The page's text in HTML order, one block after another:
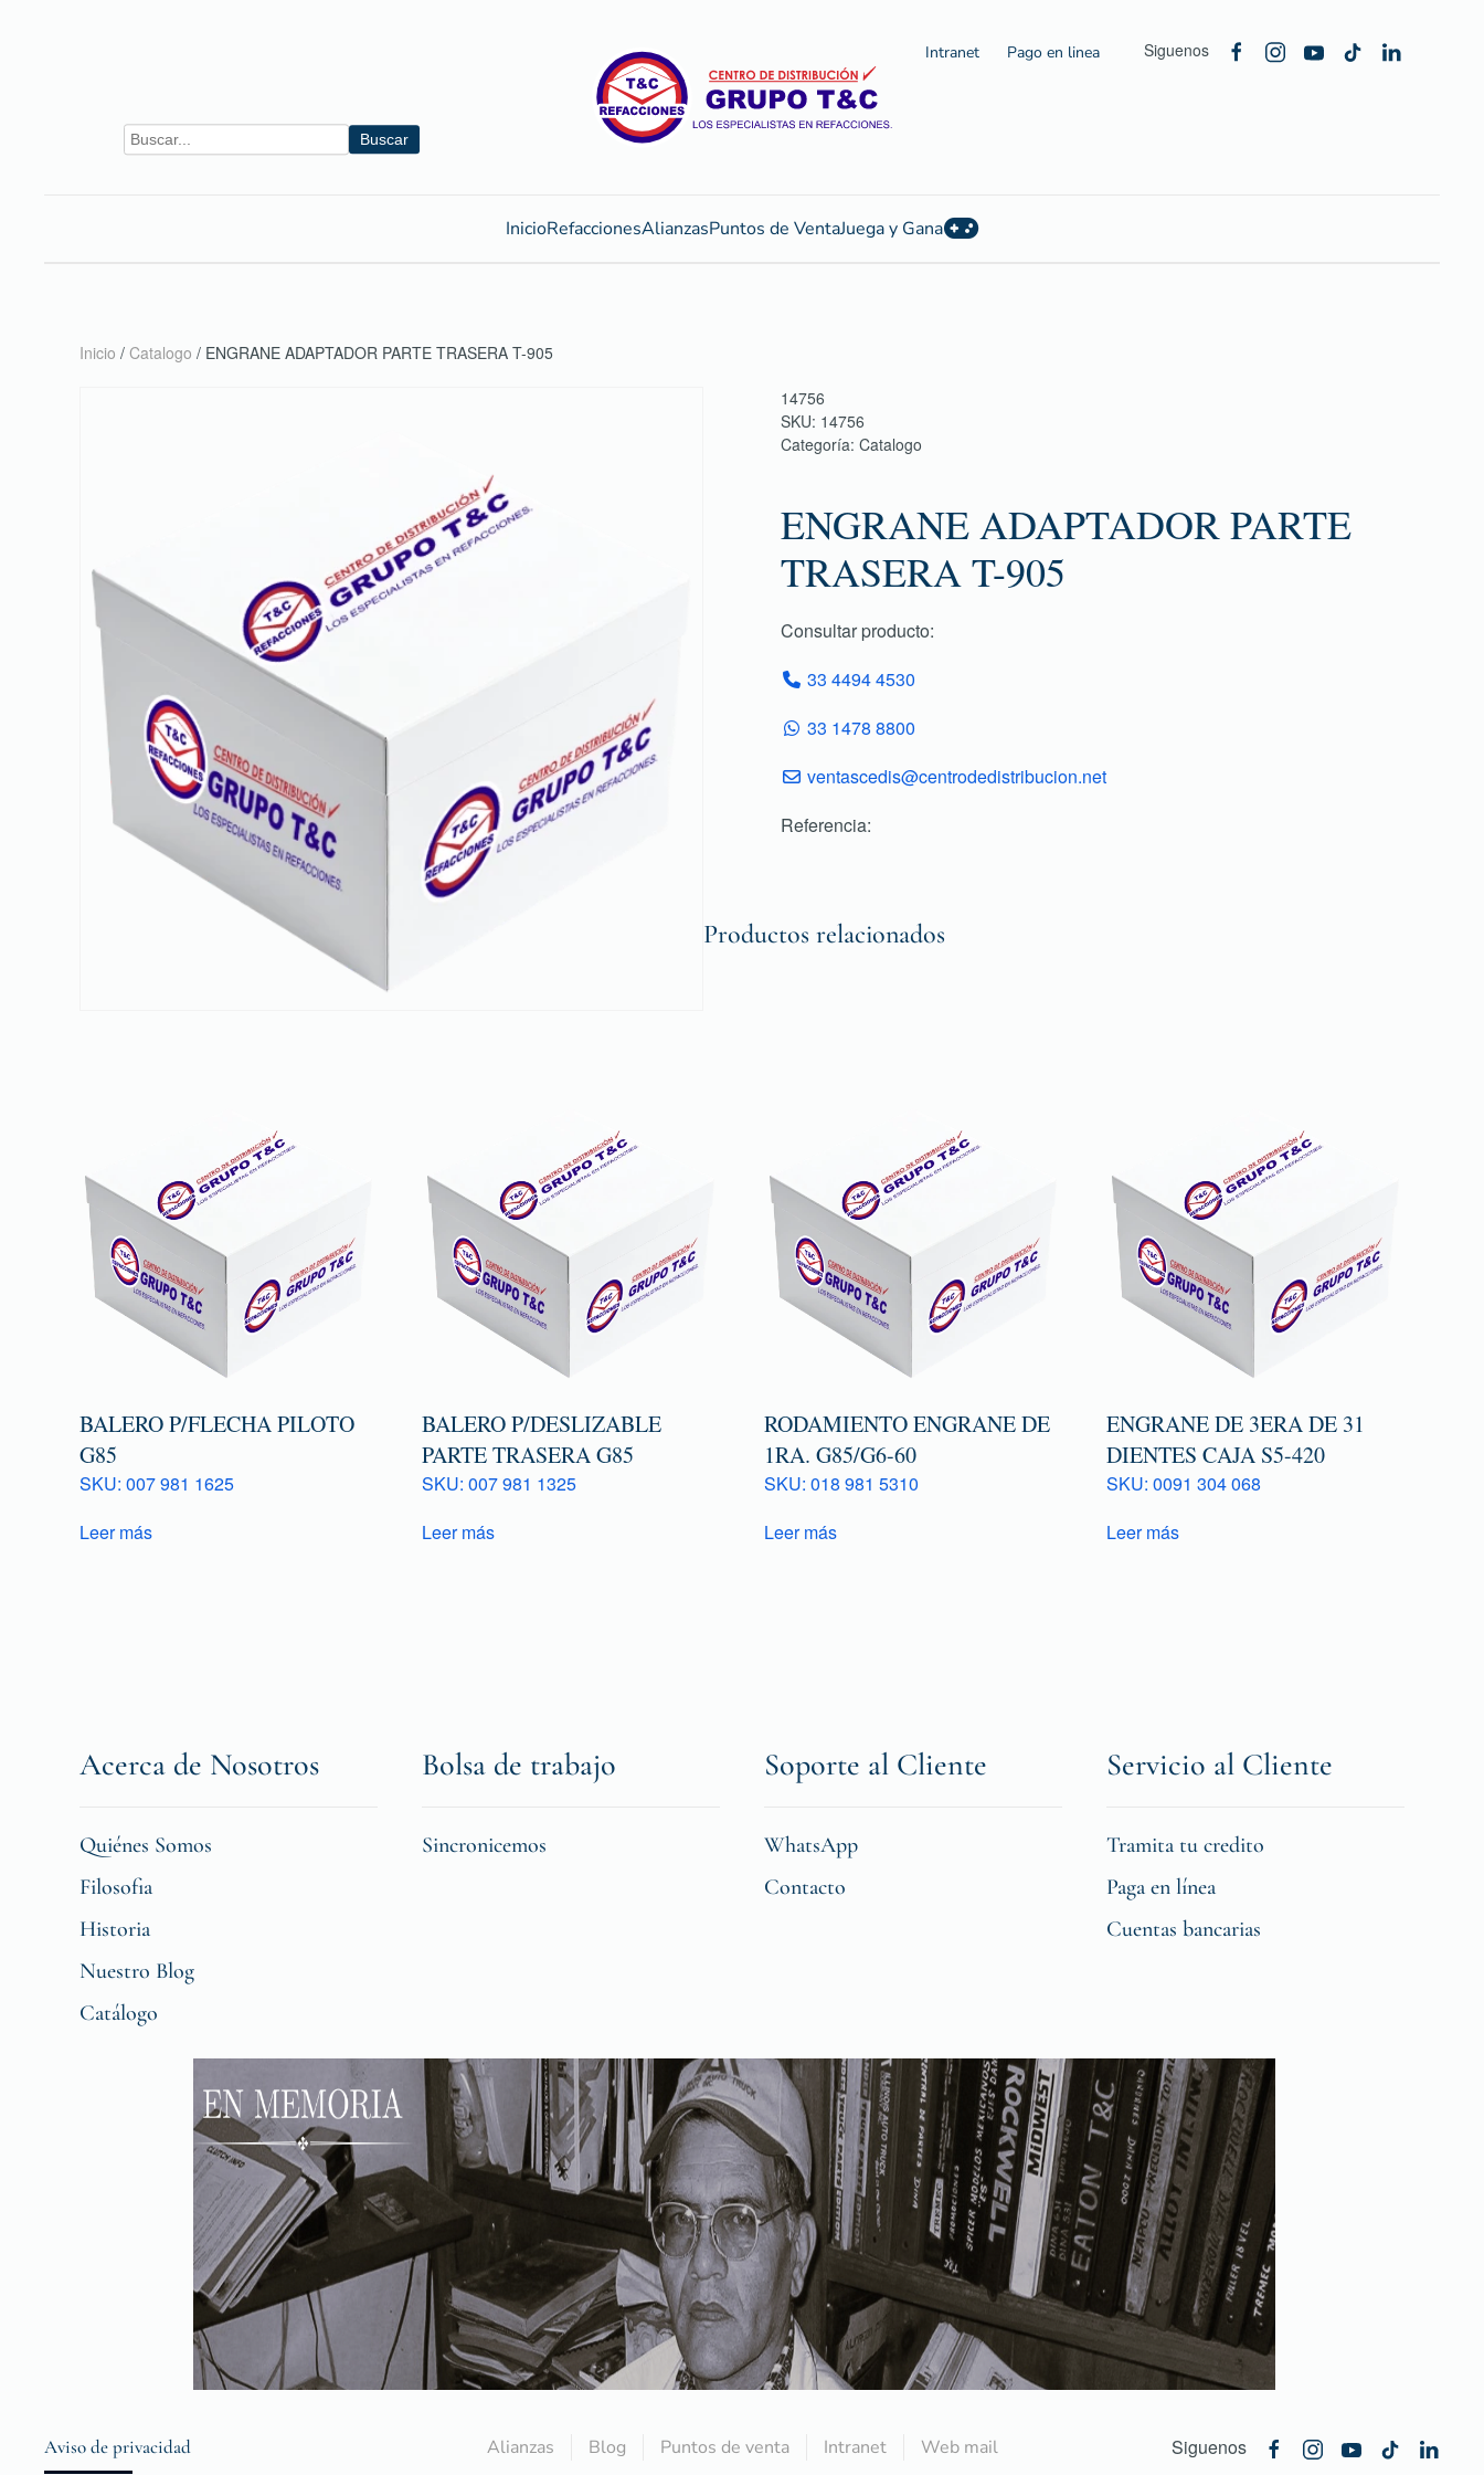
Buscar
Intranet Pago en linea Siguenos
InicioRefaccionesAlianzasPuntos de VentaJuega y Gana
Inicio / Catalogo / ENGRANE ADAPTADOR PARTE TRASERA T-905
14756
SKU: 14756
Categoría: Catalogo
ENGRANE ADAPTADOR PARTE
TRASERA T-905
Consultar producto:
33 4494 4530
33 1478 8800
ventascedis@centrodedistribucion.net
Referencia:
Productos relacionados
BALERO P/FLECHA PILOTO
G85
SKU: 007 981 1625
Leer más
BALERO P/DESLIZABLE
PARTE TRASERA G85
SKU: 007 981 1325
Leer más
RODAMIENTO ENGRANE DE
1RA. G85/G6-60
SKU: 018 981 5310
Leer más
ENGRANE DE 3ERA DE 31
DIENTES CAJA S5-420
SKU: 0091 304 068
Leer más
Acerca de Nosotros
Quiénes Somos
Filosofia
Historia
Nuestro Blog
Catálogo
Bolsa de trabajo
Sincronicemos
Soporte al Cliente
WhatsApp
Contacto
Servicio al Cliente
Tramita tu credito
Paga en línea
Cuentas bancarias
Aviso de privacidad Alianzas Blog Puntos de venta Intranet Web mail Siguenos